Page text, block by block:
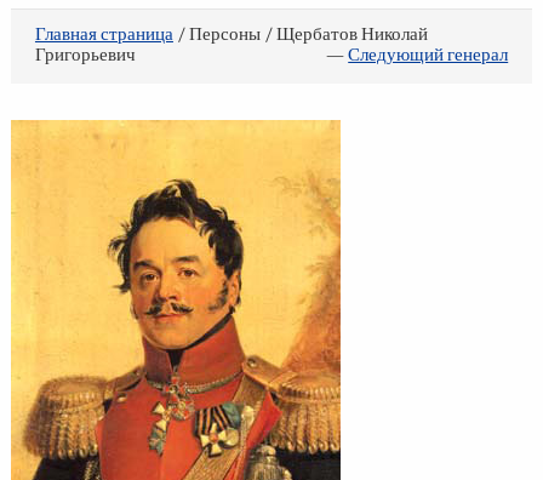
Главная страница/ Персоны / Щербатов Николай
Григорьевич
—Следующий генерал